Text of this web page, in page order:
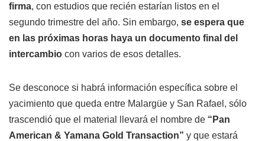
firma, con estudios que recién estarían listos en el
segundo trimestre del año. Sin embargo, se espera que
en las próximas horas haya un documento final del
intercambio con varios de esos detalles.
Se desconoce si habrá información específica sobre el
yacimiento que queda entre Malargüe y San Rafael, sólo
trascendió que el material llevará el nombre de “Pan
American & Yamana Gold Transaction” y que estará